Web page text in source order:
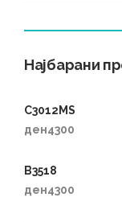
Најбарани
C3012MS
ден4300
B3518
ден4300